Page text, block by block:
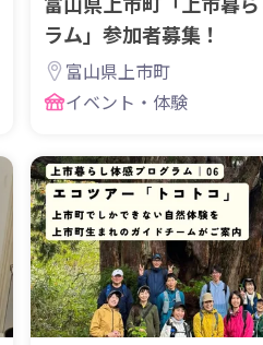
ラム」参加者募集！
富山県上市町
イベント・体験